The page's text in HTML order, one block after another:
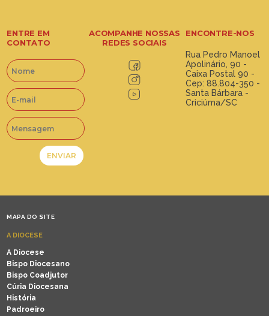
ENTRE EM
CONTATO
ACOMPANHE NOSSAS
REDES SOCIAIS
ENCONTRE-NOS
Rua Pedro Manoel
Apolinário, 90 -
Caixa Postal 90 -
Cep: 88.804-350 -
Santa Bárbara -
Criciúma/SC
MAPA DO SITE
A DIOCESE
A Diocese
Bispo Diocesano
Bispo Coadjutor
Cúria Diocesana
História
Padroeiro